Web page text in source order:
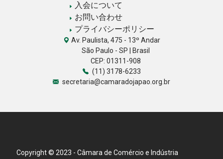
入会について
お問い合わせ
プライバシーポリシー
Av. Paulista, 475 - 13º Andar
São Paulo - SP | Brasil
CEP: 01311-908
(11) 3178-6233
secretaria@camaradojapao.org.br
Copyright © 2023 - Câmara de Comércio e Indústria